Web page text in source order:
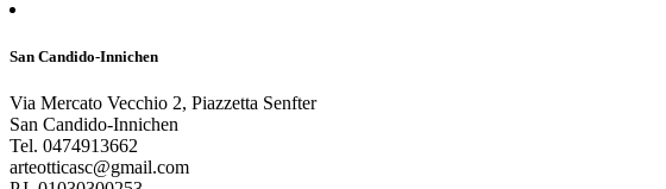
San Candido-Innichen
Via Mercato Vecchio 2, Piazzetta Senfter
San Candido-Innichen
Tel. 0474913662
arteotticasc@gmail.com